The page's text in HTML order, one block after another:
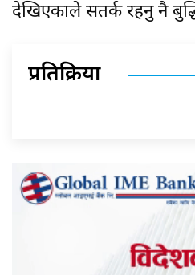
देखिएकाले सतर्क रहनु नै
प्रतिक्रिया